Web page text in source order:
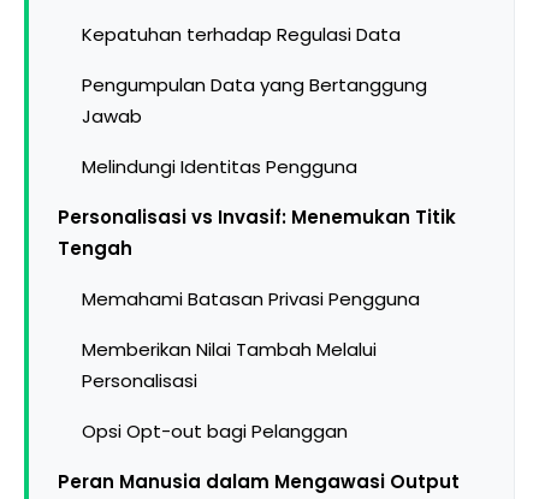
Kepatuhan terhadap Regulasi Data
Pengumpulan Data yang Bertanggung
Jawab
Melindungi Identitas Pengguna
Personalisasi vs Invasif: Menemukan Titik
Tengah
Memahami Batasan Privasi Pengguna
Memberikan Nilai Tambah Melalui
Personalisasi
Opsi Opt-out bagi Pelanggan
Peran Manusia dalam Mengawasi Output